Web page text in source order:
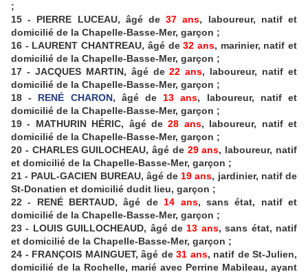
;
15 - PIERRE LUCEAU, âgé de37 ans, laboureur, natif et
domicilié de la Chapelle-Basse-Mer, garçon ;
16 - LAURENT CHANTREAU, âgé de32 ans, marinier, natif et
domicilié de la Chapelle-Basse-Mer, garçon ;
17 - JACQUES MARTIN, âgé de22 ans, laboureur, natif et
domicilié de la Chapelle-Basse-Mer, garçon ;
18 - RENÉ CHARON, âgé de 13 ans, laboureur, natif et
domicilié de la Chapelle-Basse-Mer, garçon ;
19 - MATHURIN HÉRIC, âgé de28 ans, laboureur, natif et
domicilié de la Chapelle-Basse-Mer, garçon ;
20 - CHARLES GUILOCHEAU, âgé de 29 ans, laboureur, natif
et domicilié de la Chapelle-Basse-Mer, garçon ;
21 - PAUL-GACIEN BUREAU, âgé de 19 ans, jardinier, natif de
St-Donatien et domicilié dudit lieu, garçon ;
22 - RENÉ BERTAUD, âgé de 14 ans, sans état, natif et
domicilié de la Chapelle-Basse-Mer, garçon ;
23 - LOUIS GUILLOCHEAUD, âgé de 13 ans, sans état, natif
et domicilié de la Chapelle-Basse-Mer, garçon ;
24 - FRANÇOIS MAINGUET, âgé de 31 ans, natif de St-Julien,
domicilié de la Rochelle, marié avec Perrine Mabileau, ayant